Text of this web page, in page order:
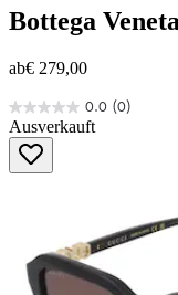
Bottega
ab€ 279,00
0.0 (0)
0.0
von
Sternen.
Ausverkauft